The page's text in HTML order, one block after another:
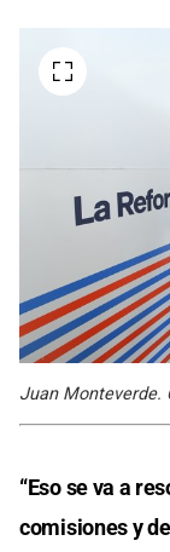
Juan Monteverde.
“Eso se va a
comisiones y